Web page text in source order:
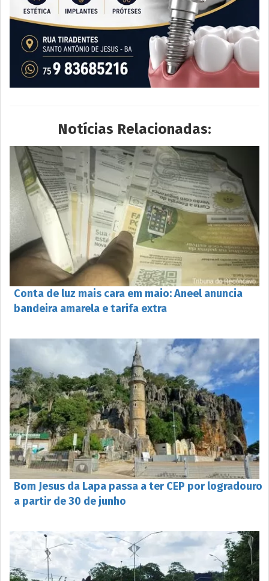
Notícias Relacionadas:
Conta de luz mais cara em maio: Aneel anuncia
bandeira amarela e tarifa extra
Bom Jesus da Lapa passa a ter CEP por logradouro
a partir de 30 de junho